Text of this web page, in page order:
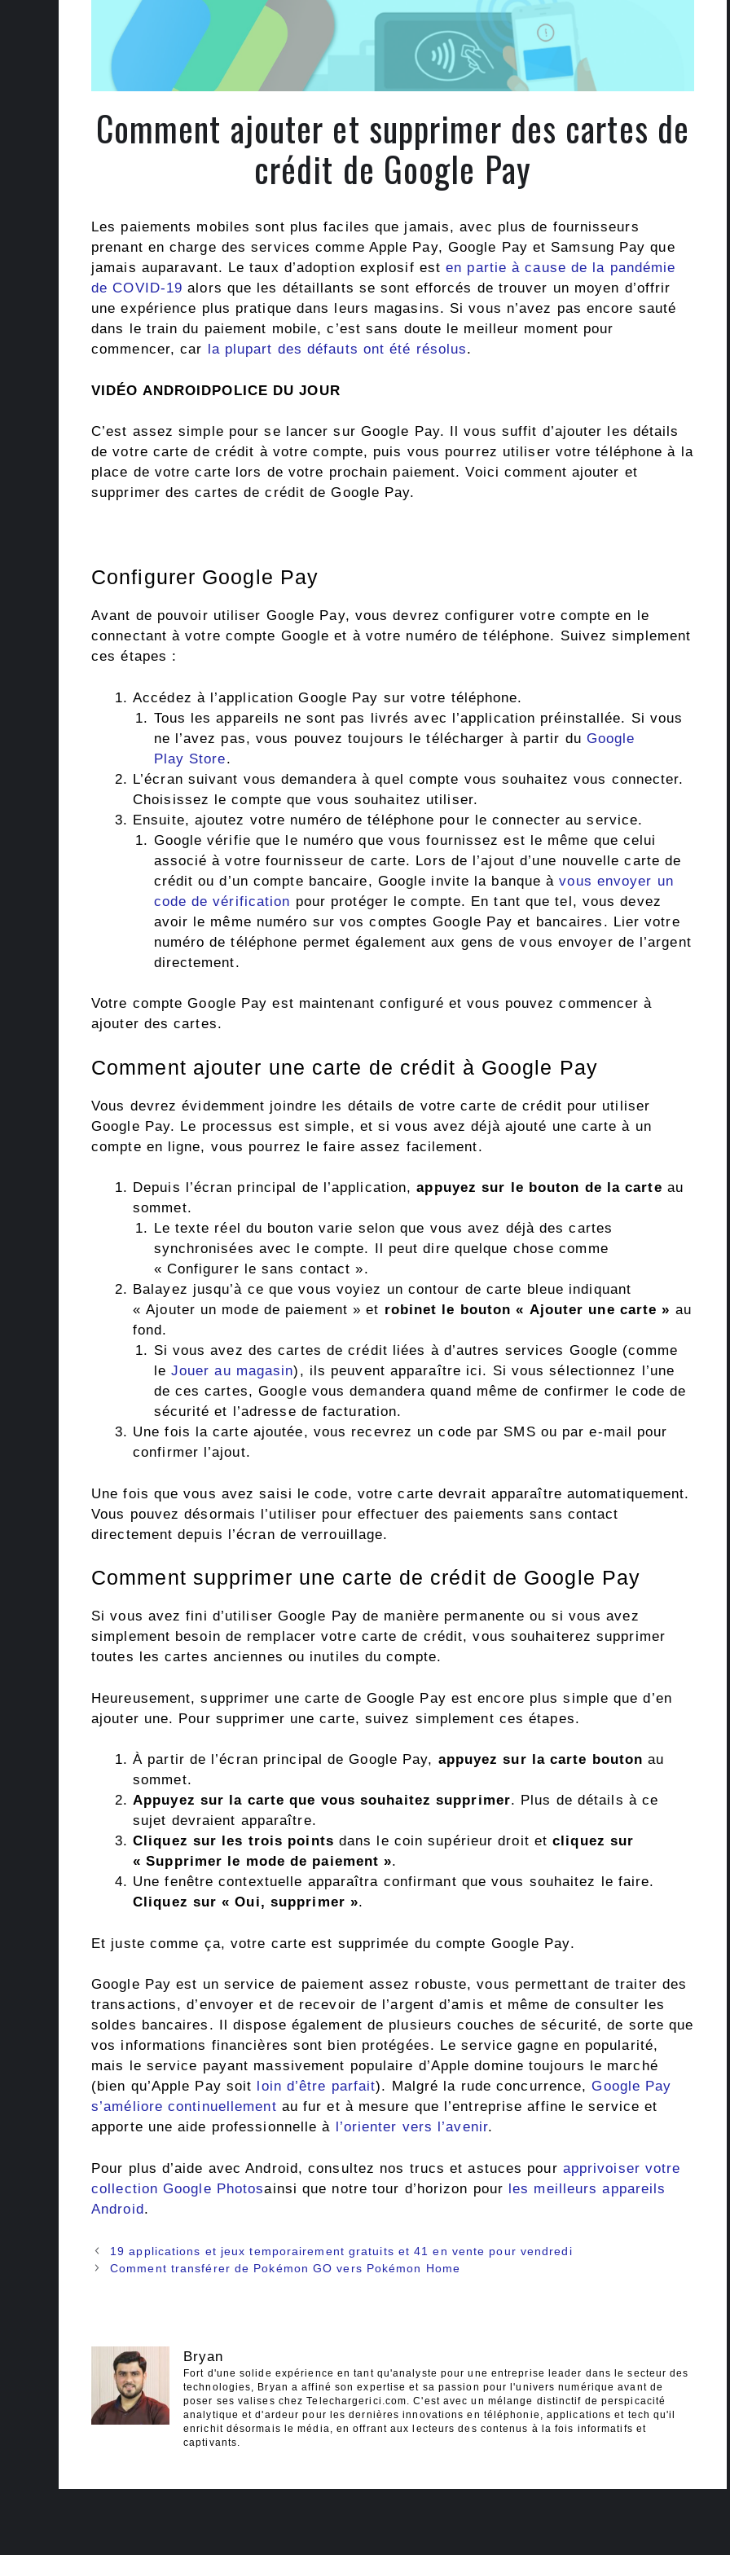
Comment ajouter et supprimer des cartes de
crédit de Google Pay
Les paiements mobiles sont plus faciles que jamais, avec plus de fournisseurs
prenant en charge des services comme Apple Pay, Google Pay et Samsung Pay que
jamais auparavant. Le taux d’adoption explosif esten partie à cause de la pandémie
de COVID-19 alors que les détaillants se sont efforcés de trouver un moyen d’offrir
une expérience plus pratique dans leurs magasins. Si vous n’avez pas encore sauté
dans le train du paiement mobile, c’est sans doute le meilleur moment pour
commencer, car
la plupart des défauts ont été résolus.
VIDÉO ANDROIDPOLICE DU JOUR
C’est assez simple pour se lancer sur Google Pay. Il vous suffit d’ajouter les détails
de votre carte de crédit à votre compte, puis vous pourrez utiliser votre téléphone à la
place de votre carte lors de votre prochain paiement. Voici comment ajouter et
supprimer des cartes de crédit de Google Pay.
Configurer Google Pay
Avant de pouvoir utiliser Google Pay, vous devrez configurer votre compte en le
connectant à votre compte Google et à votre numéro de téléphone. Suivez simplement
ces étapes :
Accédez à l’application Google Pay sur votre téléphone.
Tous les appareils ne sont pas livrés avec l’application préinstallée. Si vous
ne l’avez pas, vous pouvez toujours le télécharger à partir du Google
Play Store.
L’écran suivant vous demandera à quel compte vous souhaitez vous connecter.
Choisissez le compte que vous souhaitez utiliser.
Ensuite, ajoutez votre numéro de téléphone pour le connecter au service.
Google vérifie que le numéro que vous fournissez est le même que celui
associé à votre fournisseur de carte. Lors de l’ajout d’une nouvelle carte de
crédit ou d’un compte bancaire, Google invite la banque àvous envoyer un
code de vérification pour protéger le compte. En tant que tel, vous devez
avoir le même numéro sur vos comptes Google Pay et bancaires. Lier votre
numéro de téléphone permet également aux gens de vous envoyer de l’argent
directement.
Votre compte Google Pay est maintenant configuré et vous pouvez commencer à
ajouter des cartes.
Comment ajouter une carte de crédit à Google Pay
Vous devrez évidemment joindre les détails de votre carte de crédit pour utiliser
Google Pay. Le processus est simple, et si vous avez déjà ajouté une carte à un
compte en ligne, vous pourrez le faire assez facilement.
Depuis l’écran principal de l’application,appuyez sur le bouton de la carte au
sommet.
Le texte réel du bouton varie selon que vous avez déjà des cartes
synchronisées avec le compte. Il peut dire quelque chose comme
« Configurer le sans contact ».
Balayez jusqu’à ce que vous voyiez un contour de carte bleue indiquant
« Ajouter un mode de paiement » et robinet le bouton « Ajouter une carte » au
fond.
Si vous avez des cartes de crédit liées à d’autres services Google (comme
le Jouer au magasin), ils peuvent apparaître ici. Si vous sélectionnez l’une
de ces cartes, Google vous demandera quand même de confirmer le code de
sécurité et l’adresse de facturation.
Une fois la carte ajoutée, vous recevrez un code par SMS ou par e-mail pour
confirmer l’ajout.
Une fois que vous avez saisi le code, votre carte devrait apparaître automatiquement.
Vous pouvez désormais l’utiliser pour effectuer des paiements sans contact
directement depuis l’écran de verrouillage.
Comment supprimer une carte de crédit de Google Pay
Si vous avez fini d’utiliser Google Pay de manière permanente ou si vous avez
simplement besoin de remplacer votre carte de crédit, vous souhaiterez supprimer
toutes les cartes anciennes ou inutiles du compte.
Heureusement, supprimer une carte de Google Pay est encore plus simple que d’en
ajouter une. Pour supprimer une carte, suivez simplement ces étapes.
À partir de l’écran principal de Google Pay, appuyez sur la carte bouton au
sommet.
Appuyez sur la carte que vous souhaitez supprimer. Plus de détails à ce
sujet devraient apparaître.
Cliquez sur les trois points dans le coin supérieur droit etcliquez sur
« Supprimer le mode de paiement ».
Une fenêtre contextuelle apparaîtra confirmant que vous souhaitez le faire.
Cliquez sur « Oui, supprimer ».
Et juste comme ça, votre carte est supprimée du compte Google Pay.
Google Pay est un service de paiement assez robuste, vous permettant de traiter des
transactions, d’envoyer et de recevoir de l’argent d’amis et même de consulter les
soldes bancaires. Il dispose également de plusieurs couches de sécurité, de sorte que
vos informations financières sont bien protégées. Le service gagne en popularité,
mais le service payant massivement populaire d’Apple domine toujours le marché
(bien qu’Apple Pay soit
loin d’être parfait). Malgré la rude concurrence,Google Pay
s’améliore continuellement au fur et à mesure que l’entreprise affine le service et
apporte une aide professionnelle à
l’orienter vers l’avenir.
Pour plus d’aide avec Android, consultez nos trucs et astuces pour apprivoiser votre
collection Google Photosainsi que notre tour d’horizon pour les meilleurs appareils
Android.
Navigation
des
19 applications et jeux temporairement gratuits et 41 en vente pour vendredi
Comment transférer de Pokémon GO vers Pokémon Home
Bryan
Fort d'une solide expérience en tant qu'analyste pour une entreprise leader dans le secteur des
technologies, Bryan a affiné son expertise et sa passion pour l'univers numérique avant de
poser ses valises chez Telechargerici.com. C'est avec un mélange distinctif de perspicacité
analytique et d'ardeur pour les dernières innovations en téléphonie, applications et tech qu'il
enrichit désormais le média, en offrant aux lecteurs des contenus à la fois informatifs et
captivants.